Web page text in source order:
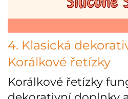
4. Klasická
Korálkové řetízky
Korálkové řetízky